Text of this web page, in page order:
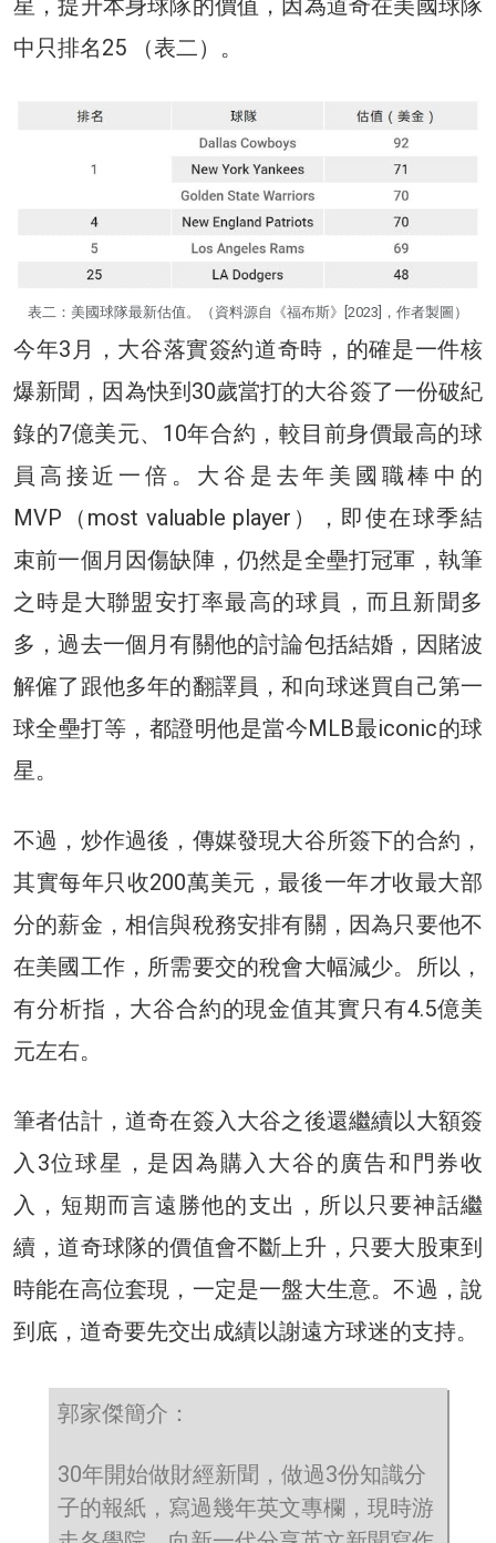
中只排名25 （表二）。
表二：美國球隊最新估值。（資料源自《福布斯》[2023]，作者製圖）
今年3月，大谷落實簽約道奇時，的確是一件核
爆新聞，因為快到30歲當打的大谷簽了一份破紀
錄的7億美元、10年合約，較目前身價最高的球
員高接近一倍。大谷是去年美國職棒中的
MVP（most valuable player），即使在球季結
束前一個月因傷缺陣，仍然是全壘打冠軍，執筆
之時是大聯盟安打率最高的球員，而且新聞多
多，過去一個月有關他的討論包括結婚，因賭波
解僱了跟他多年的翻譯員，和向球迷買自己第一
球全壘打等，都證明他是當今MLB最iconic的球
星。
不過，炒作過後，傳媒發現大谷所簽下的合約，
其實每年只收200萬美元，最後一年才收最大部
分的薪金，相信與稅務安排有關，因為只要他不
在美國工作，所需要交的稅會大幅減少。所以，
有分析指，大谷合約的現金值其實只有4.5億美
元左右。
筆者估計，道奇在簽入大谷之後還繼續以大額簽
入3位球星，是因為購入大谷的廣告和門券收
入，短期而言遠勝他的支出，所以只要神話繼
續，道奇球隊的價值會不斷上升，只要大股東到
時能在高位套現，一定是一盤大生意。不過，說
到底，道奇要先交出成績以謝遠方球迷的支持。
郭家傑簡介：
30年開始做財經新聞，做過3份知識分
子的報紙，寫過幾年英文專欄，現時游